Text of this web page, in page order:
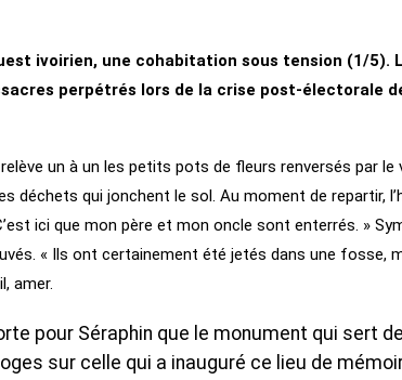
ivoirien, une cohabitation sous tension (1/5).
perpétrés lors de la crise post-électorale
un à un les petits pots de fleurs renversés par
déchets qui jonchent le sol. Au moment de repartir,
ici que mon père et mon oncle sont enterrés. »
« Ils ont certainement été jetés dans une fosse,
amer.
pour Séraphin que le monument qui sert
sur celle qui a inauguré ce lieu de